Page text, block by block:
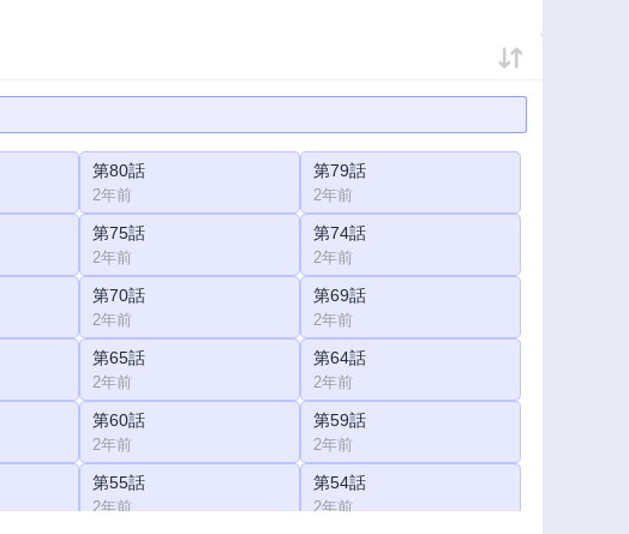
第80話
2年前
第79話
2年前
第75話
2年前
第74話
2年前
第70話
2年前
第69話
2年前
第65話
2年前
第64話
2年前
第60話
2年前
第59話
2年前
第55話
2年前
第54話
2年前